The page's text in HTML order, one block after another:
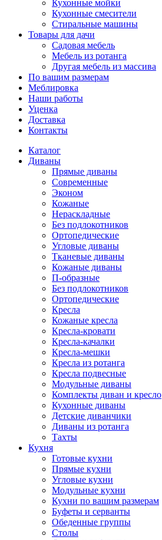
Кухонные мойки
Кухонные смесители
Стиральные машины
Товары для дачи
Садовая мебель
Мебель из ротанга
Другая мебель из массива
По вашим размерам
Меблировка
Наши работы
Уценка
Доставка
Контакты
Каталог
Диваны
Прямые диваны
Современные
Эконом
Кожаные
Нераскладные
Без подлокотников
Ортопедические
Угловые диваны
Тканевые диваны
Кожаные диваны
П-образные
Без подлокотников
Ортопедические
Кресла
Кожаные кресла
Кресла-кровати
Кресла-качалки
Кресла-мешки
Кресла из ротанга
Кресла подвесные
Модульные диваны
Комплекты диван и кресло
Кухонные диваны
Детские диванчики
Диваны из ротанга
Тахты
Кухня
Готовые кухни
Прямые кухни
Угловые кухни
Модульные кухни
Кухни по вашим размерам
Буфеты и серванты
Обеденные группы
Столы